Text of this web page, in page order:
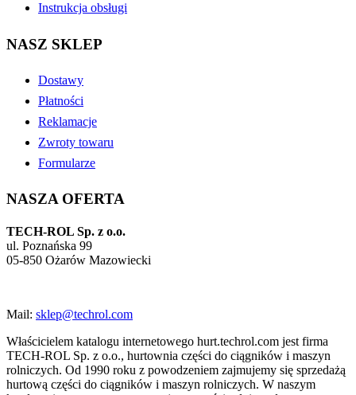
Instrukcja obsługi
NASZ SKLEP
Dostawy
Płatności
Reklamacje
Zwroty towaru
Formularze
NASZA OFERTA
TECH-ROL Sp. z o.o.
ul. Poznańska 99
05-850 Ożarów Mazowiecki
Mail: sklep@techrol.com
Właścicielem katalogu internetowego hurt.techrol.com jest firma
TECH-ROL Sp. z o.o., hurtownia części do ciągników i maszyn
rolniczych. Od 1990 roku z powodzeniem zajmujemy się sprzedażą
hurtową części do ciągników i maszyn rolniczych. W naszym